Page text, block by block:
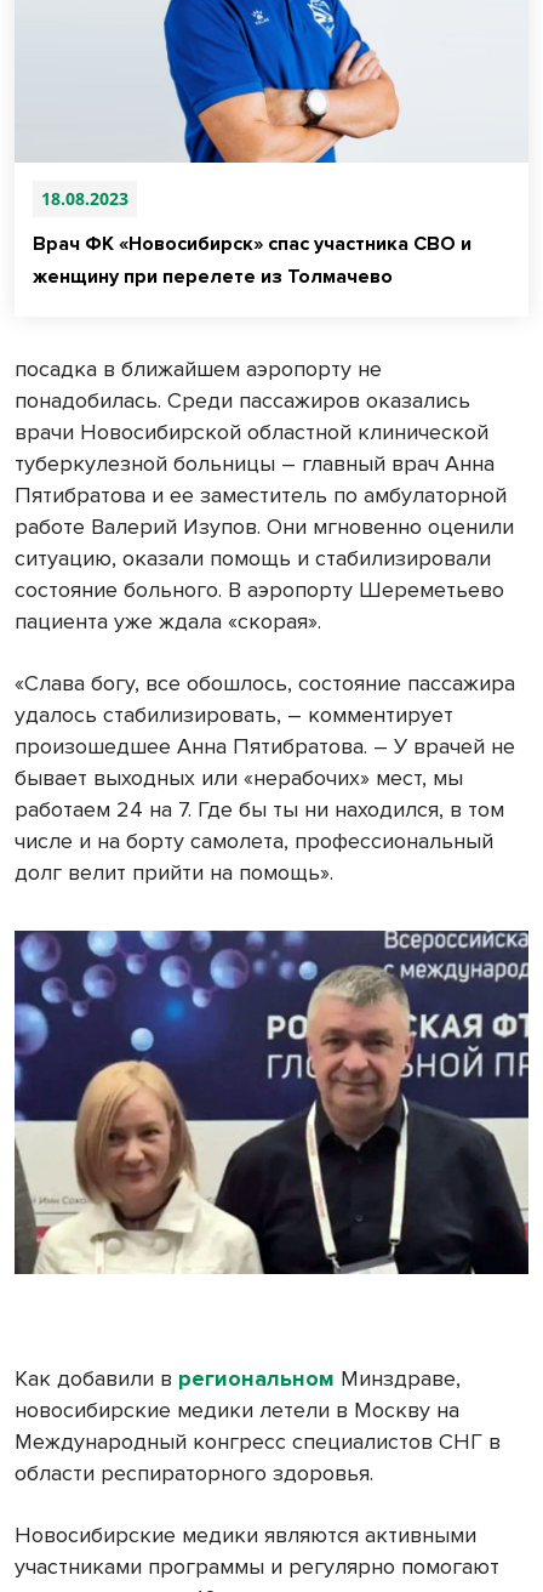
18.08.2023
Врач ФК «Новосибирск» спас участника СВО и
женщину при перелете из Толмачево
посадка в ближайшем аэропорту не
понадобилась. Среди пассажиров оказались
врачи Новосибирской областной клинической
туберкулезной больницы – главный врач Анна
Пятибратова и ее заместитель по амбулаторной
работе Валерий Изупов. Они мгновенно оценили
ситуацию, оказали помощь и стабилизировали
состояние больного. В аэропорту Шереметьево
пациента уже ждала «скорая».
«Слава богу, все обошлось, состояние пассажира
удалось стабилизировать, – комментирует
произошедшее Анна Пятибратова. – У врачей не
бывает выходных или «нерабочих» мест, мы
работаем 24 на 7. Где бы ты ни находился, в том
числе и на борту самолета, профессиональный
долг велит прийти на помощь».
Как добавили в региональном Минздраве,
новосибирские медики летели в Москву на
Международный конгресс специалистов СНГ в
области респираторного здоровья.
Новосибирские медики являются активными
участниками программы и регулярно помогают